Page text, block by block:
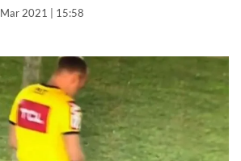
2021 | 15:58